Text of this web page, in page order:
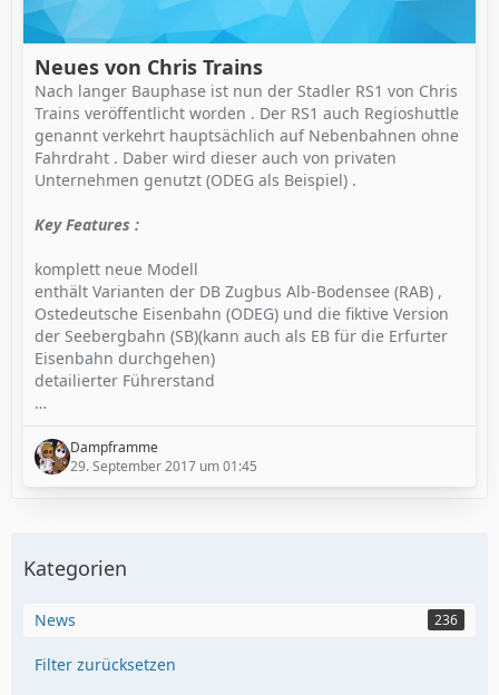
Neues von Chris Trains
Nach langer Bauphase ist nun der Stadler RS1 von Chris
Trains veröffentlicht worden . Der RS1 auch Regioshuttle
genannt verkehrt hauptsächlich auf Nebenbahnen ohne
Fahrdraht . Daber wird dieser auch von privaten
Unternehmen genutzt (ODEG als Beispiel) .
Key Features :
komplett neue Modell
enthält Varianten der DB Zugbus Alb-Bodensee (RAB) ,
Ostedeutsche Eisenbahn (ODEG) und die fiktive Version
der Seebergbahn (SB)(kann auch als EB für die Erfurter
Eisenbahn durchgehen)
detailierter Führerstand
…
Dampframme
29. September 2017 um 01:45
Kategorien
News 236
Filter zurücksetzen